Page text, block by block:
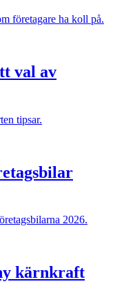
företagare ha koll på.
val av
tipsar.
2026.
kärnkraft